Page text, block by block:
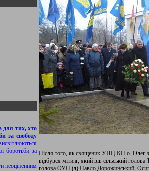
для тих, хто
за свободу
боротьби за
неоціненним
Після того, як священик УПЦ КП о. Олег
відбувся мітинг, який вів сільський
голова ОУН (д) Павло Дорожинський,